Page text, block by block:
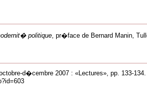
politique , pr�face de Bernard Manin,
d�cembre 2007 : «Lectures», pp. 133-134.